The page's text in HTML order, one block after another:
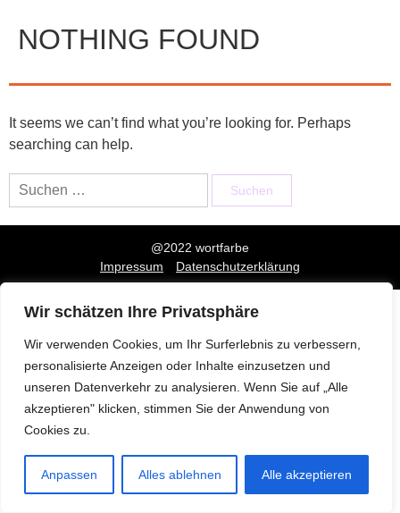
Wir schätzen Ihre Privatsphäre
Wir verwenden Cookies, um Ihr Surferlebnis zu verbessern,
personalisierte Anzeigen oder Inhalte einzusetzen und
unseren Datenverkehr zu analysieren. Wenn Sie auf „Alle
akzeptieren" klicken, stimmen Sie der Anwendung von
Cookies zu.
Anpassen Alles ablehnen Alle akzeptieren
NOTHING FOUND
It seems we can’t find what you’re looking for. Perhaps
searching can help.
Suchen
nach:
@2022 wortfarbe
Impressum
Datenschutzerklärung